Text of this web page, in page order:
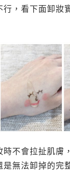
行，看下面卸妝
時不會拉扯肌膚
無法卸掉的完